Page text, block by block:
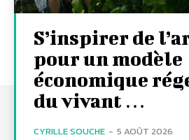
S’inspirer de
pour un modèle
économique
du vivant …
CYRILLE SOUCHE - 5 AOÛT 2026